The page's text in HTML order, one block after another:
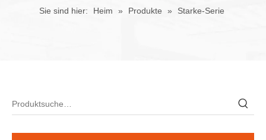
Sie sind hier: Heim » Produkte » Starke-Serie